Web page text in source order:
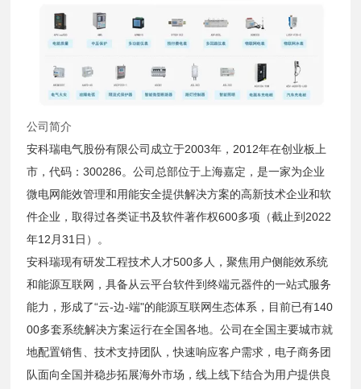
公司简介
安科瑞电气股份有限公司成立于2003年，2012年在创业板上
市，代码：300286。公司总部位于上海嘉定，是一家为企业
微电网能效管理和用能安全提供解决方案的高新技术企业和软
件企业，取得过各类证书及软件著作权600多项（截止到2022
年12月31日）。
安科瑞现有研发工程技术人才500多人，聚焦用户侧能效系统
和能源互联网，具备从云平台软件到终端元器件的一站式服务
能力，形成了“云-边-端"的能源互联网生态体系，目前已有140
00多套系统解决方案运行在全国各地。公司在全国主要城市就
地配置销售、技术支持团队，快速响应客户需求，电子商务团
队面向全国并稳步拓展海外市场，线上线下结合为用户提供良